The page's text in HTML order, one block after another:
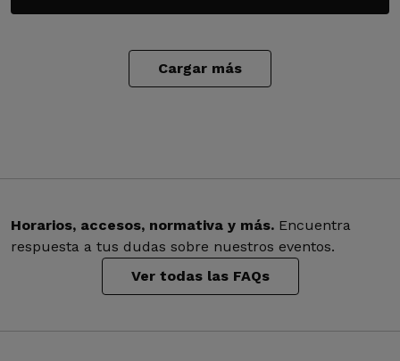
Cargar más
Horarios, accesos, normativa y más. Encuentra
respuesta a tus dudas sobre nuestros eventos.
Ver todas las FAQs